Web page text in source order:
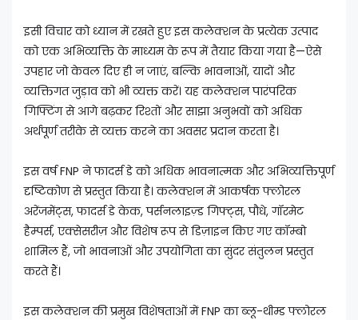
इसी विचार को ध्यान में रखते हुए इस कलेक्शन के प्रत्येक उत्पाद
को एक अभिव्यक्ति के माध्यम के रूप में तैयार किया गया है—ऐसे
उपहार जो केवल दिए ही न जाएं, बल्कि भावनाओं, यादों और
व्यक्तिगत जुड़ाव को भी व्यक्त करें। यह कलेक्शन पारंपरिक
गिफ्टिंग से आगे बढ़कर रिश्तों और साझा अनुभवों को अधिक
अर्थपूर्ण तरीके से व्यक्त करने का अवसर प्रदान करता है।
इस वर्ष FNP ने फादर्स डे को अधिक भावनात्मक और अभिव्यक्तिपूर्ण
दृष्टिकोण से प्रस्तुत किया है। कलेक्शन में आकर्षक फ्लोरल
अरेंजमेंट्स, फादर्स डे केक, पर्सनलाइज़्ड गिफ्ट्स, पौधे, गॉरमेट
हैम्पर्स, एक्सेसरीज़ और विशेष रूप से डिज़ाइन किए गए कॉम्बो
शामिल हैं, जो भावनाओं और उपयोगिता का सुंदर संतुलन प्रस्तुत
करते हैं।
इस कलेक्शन की प्रमुख विशेषताओं में FNP का ब्लू-थीम्ड फ्लोरल